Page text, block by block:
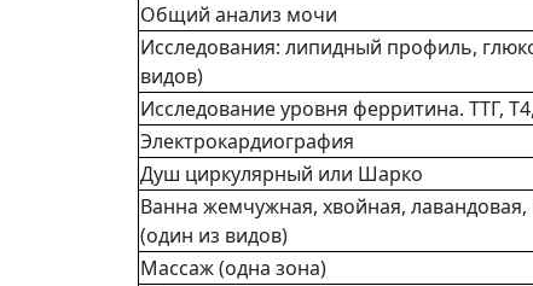
Общий анализ мочи
Исследования: липидный профиль,
видов)
Исследование уровня ферритина. ТТГ,
Электрокардиография
Душ циркулярный или Шарко
Ванна жемчужная, хвойная, лавандовая,
(один из видов)
Массаж (одна зона)